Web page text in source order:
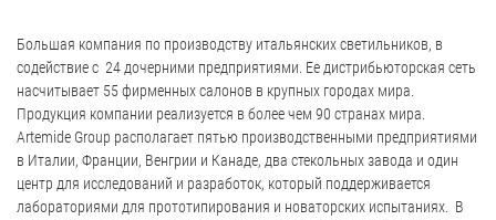
Большая компания по производству итальянских светильников, в
содействие с 24 дочерними предприятиями. Ее дистрибьюторская сеть
насчитывает 55 фирменных салонов в крупных городах мира.
Продукция компании реализуется в более чем 90 странах мира.
Artemide Group располагает пятью производственными предприятиями
в Италии, Франции, Венгрии и Канаде, два стекольных завода и один
центр для исследований и разработок, который поддерживается
лабораториями для прототипирования и новаторских испытаниях. В